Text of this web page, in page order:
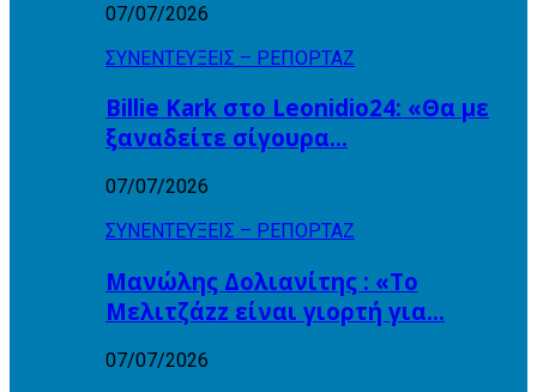
07/07/2026
ΣΥΝΕΝΤΕΥΞΕΙΣ – ΡΕΠΟΡΤΑΖ
Billie Kark στο Leonidio24: «Θα με
ξαναδείτε σίγουρα…
07/07/2026
ΣΥΝΕΝΤΕΥΞΕΙΣ – ΡΕΠΟΡΤΑΖ
Μανώλης Δολιανίτης : «Το
Μελιτζάzz είναι γιορτή για…
07/07/2026